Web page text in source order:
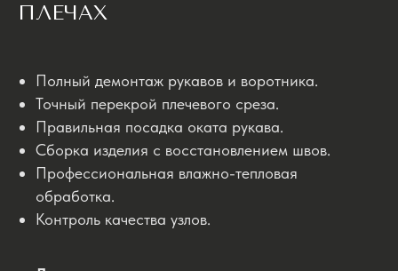
ПЛЕЧАХ
Полный демонтаж рукавов и воротника.
Точный перекрой плечевого среза.
Правильная посадка оката рукава.
Сборка изделия с восстановлением швов.
Профессиональная влажно-тепловая
обработка.
Контроль качества узлов.